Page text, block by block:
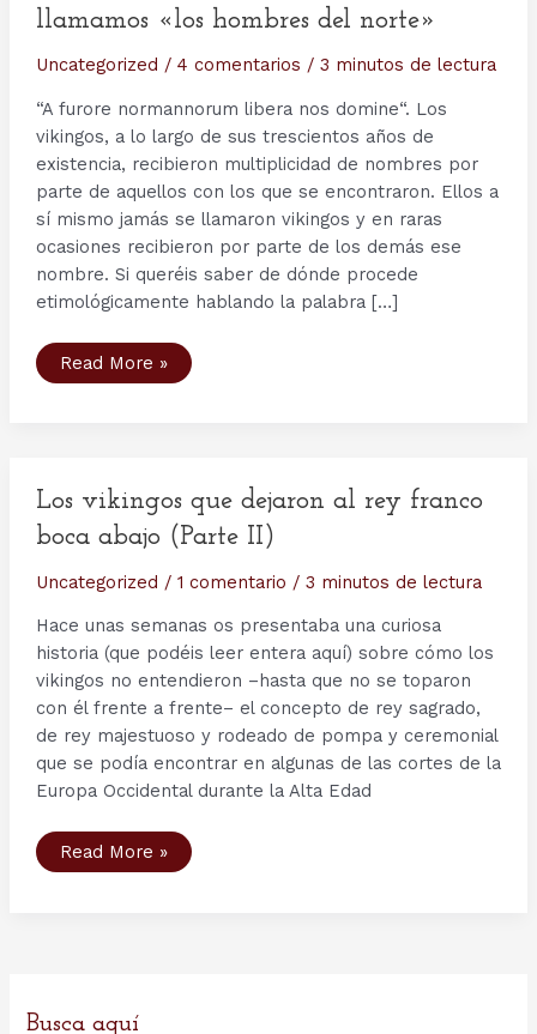
llamamos «los hombres del norte»
Uncategorized / 4 comentarios / 3 minutos de lectura
“A furore normannorum libera nos domine“. Los
vikingos, a lo largo de sus trescientos años de
existencia, recibieron multiplicidad de nombres por
parte de aquellos con los que se encontraron. Ellos a
sí mismo jamás se llamaron vikingos y en raras
ocasiones recibieron por parte de los demás ese
nombre. Si queréis saber de dónde procede
etimológicamente hablando la palabra […]
Curiosidades
vikingas:
norte»
Read More »
Los vikingos que dejaron al rey franco
boca abajo (Parte II)
Uncategorized / 1 comentario / 3 minutos de lectura
Hace unas semanas os presentaba una curiosa
historia (que podéis leer entera aquí) sobre cómo los
vikingos no entendieron –hasta que no se toparon
con él frente a frente– el concepto de rey sagrado,
de rey majestuoso y rodeado de pompa y ceremonial
que se podía encontrar en algunas de las cortes de la
Europa Occidental durante la Alta Edad
Los
vikingos
II)
Read More »
Busca aquí